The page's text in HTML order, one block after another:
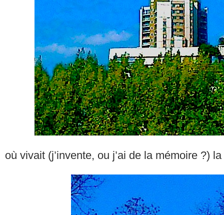
où vivait (j’invente, ou j’ai de la mémoire ?)